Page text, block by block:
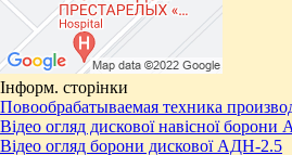
Інформ. сторінки
Повообрабатываемая техника
Відео огляд дискової навісної
Відео огляд борони дискової АДН-2.5